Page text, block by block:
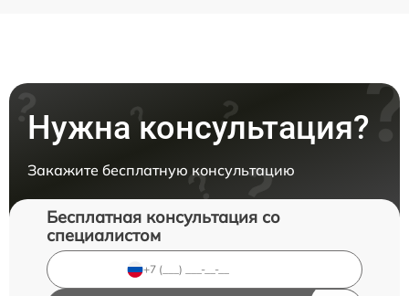
Нужна консультация?
Закажите бесплатную консультацию
Бесплатная консультация со
специалистом